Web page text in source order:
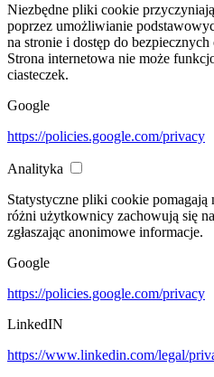
Niezbędne pliki cookie
poprzez umożliwianie
na stronie i dostęp do
Strona internetowa nie może
ciasteczek.
Google
https://policies.google.com/privacy
Analityka
Statystyczne pliki cookie
różni użytkownicy zachowują się
zgłaszając anonimowe informacje.
Google
https://policies.google.com/privacy
LinkedIN
https://www.linkedin.com/legal/